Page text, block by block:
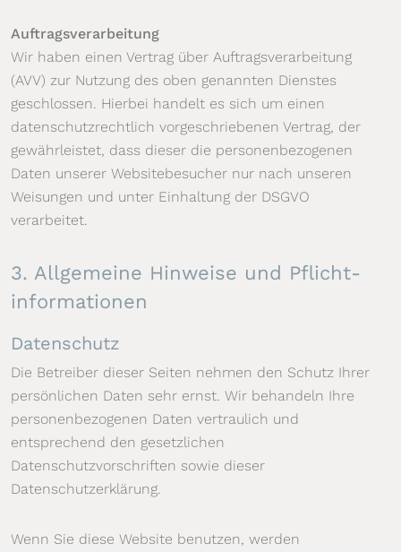
Auftragsverarbeitung
Wir haben einen Vertrag über Auftragsverarbeitung
(AVV) zur Nutzung des oben genannten Dienstes
geschlossen. Hierbei handelt es sich um einen
datenschutzrechtlich vorgeschriebenen Vertrag, der
gewährleistet, dass dieser die personenbezogenen
Daten unserer Websitebesucher nur nach unseren
Weisungen und unter Einhaltung der DSGVO
verarbeitet.
3. Allgemeine Hinweise und Pflicht­
informationen
Datenschutz
Die Betreiber dieser Seiten nehmen den Schutz Ihrer
persönlichen Daten sehr ernst. Wir behandeln Ihre
personenbezogenen Daten vertraulich und
entsprechend den gesetzlichen
Datenschutzvorschriften sowie dieser
Datenschutzerklärung.
Wenn Sie diese Website benutzen, werden